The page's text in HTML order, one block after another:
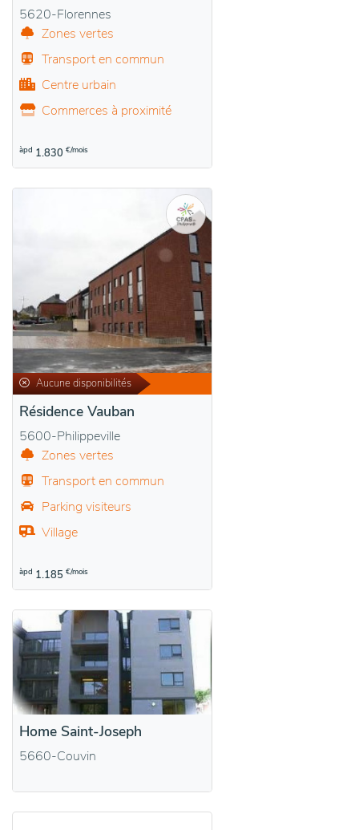
5620-Florennes
Zones vertes
Transport en commun
Centre urbain
Commerces à proximité
àpd 1.830 €/mois
Aucune disponibilités
Résidence Vauban
5600-Philippeville
Zones vertes
Transport en commun
Parking visiteurs
Village
àpd 1.185 €/mois
Home Saint-Joseph
5660-Couvin